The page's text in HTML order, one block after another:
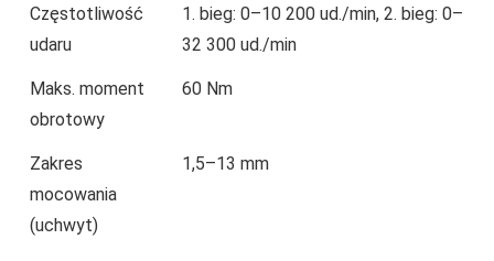
Częstotliwość
udaru
1. bieg: 0–10 200 ud./min, 2. bieg: 0–
32 300 ud./min
Maks. moment
obrotowy
60 Nm
Zakres
mocowania
(uchwyt)
1,5–13 mm